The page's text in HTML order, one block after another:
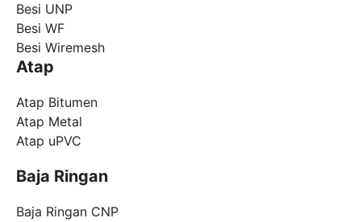
Besi UNP
Besi WF
Besi Wiremesh
Atap
Atap Bitumen
Atap Metal
Atap uPVC
Baja Ringan
Baja Ringan CNP